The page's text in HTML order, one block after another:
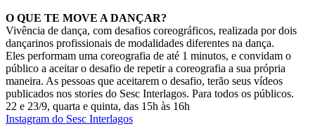
O QUE TE MOVE A DANÇAR?
Vivência de dança, com desafios coreográficos, realizada por dois
dançarinos profissionais de modalidades diferentes na dança.
Eles performam uma coreografia de até 1 minutos, e convidam o
público a aceitar o desafio de repetir a coreografia a sua própria
maneira. As pessoas que aceitarem o desafio, terão seus vídeos
publicados nos stories do Sesc Interlagos. Para todos os públicos.
22 e 23/9, quarta e quinta, das 15h às 16h
Instagram do Sesc Interlagos